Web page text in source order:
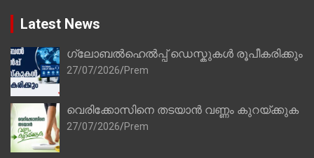
Latest News
ഗ്ലോബൽഹെൽപ്പ് ഡെസ്കുകൾ രൂപീകരിക്കും
27/07/2026 Prem
വെരിക്കോസിനെ തടയാൻ വണ്ണം കുറയ്ക്കുക
27/07/2026 Prem